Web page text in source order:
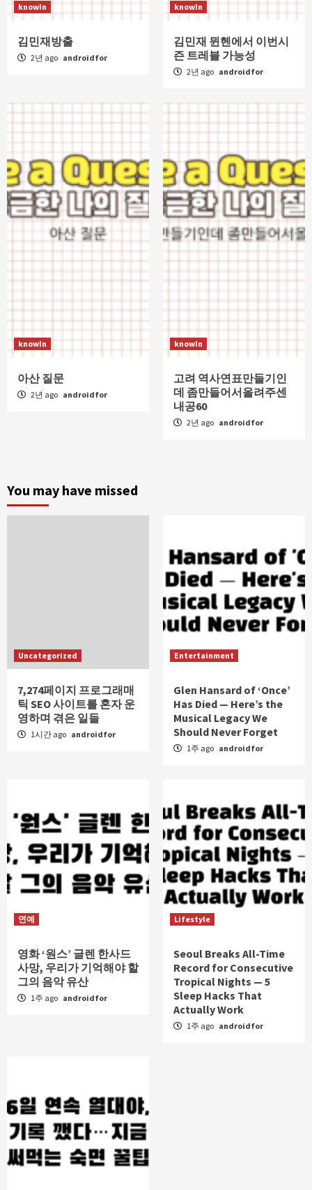
knowIn
김민재방출
2년 ago androidfor
knowIn
김민재 뮌헨에서 이번시
즌 트레블 가능성
2년 ago androidfor
knowIn
아산 질문
2년 ago androidfor
knowIn
고려 역사연표만들기인
데 좀만들어서올려주센
내공60
2년 ago androidfor
You may have missed
Uncategorized
7,274페이지 프로그래매
틱 SEO 사이트를 혼자 운
영하며 겪은 일들
1시간 ago androidfor
Entertainment
Glen Hansard of ‘Once’
Has Died — Here’s the
Musical Legacy We
Should Never Forget
1주 ago androidfor
연예
영화 ‘원스’ 글렌 한사드
사망, 우리가 기억해야 할
그의 음악 유산
1주 ago androidfor
Lifestyle
Seoul Breaks All-Time
Record for Consecutive
Tropical Nights — 5
Sleep Hacks That
Actually Work
1주 ago androidfor